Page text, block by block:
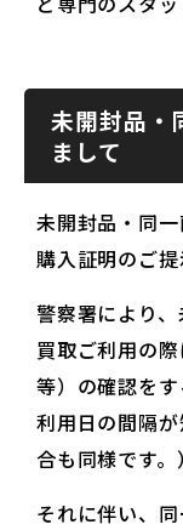
未開封品・
まして
未開封品・同一
購入証明のご提
警察署により
買取ご利用の
等）の確認を
利用日の間隔
合も同様です。）
それに伴い、